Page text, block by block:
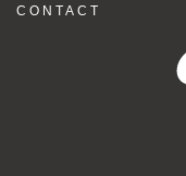
CONTACT